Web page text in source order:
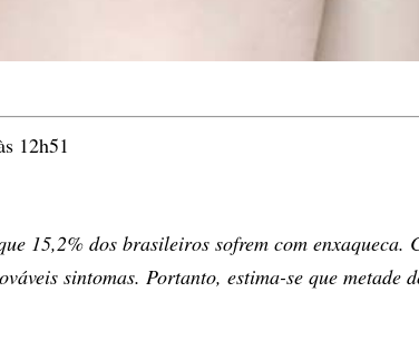
12h51
15,2% dos brasileiros sofrem com enxaqueca.
sintomas. Portanto, estima-se que metade